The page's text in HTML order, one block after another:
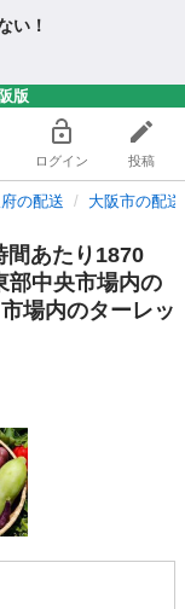
い！
版
ログイン 投稿
の配送 大阪市の配送
間あたり1870
部中央市場内の
場内のターレッ